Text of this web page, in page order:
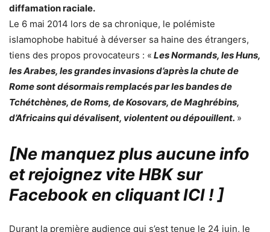
diffamation raciale.
Le 6 mai 2014 lors de sa chronique, le polémiste
islamophobe habitué à déverser sa haine des étrangers,
tiens des propos provocateurs : « Les Normands, les Huns,
les Arabes, les grandes invasions d’après la chute de
Rome sont désormais remplacés par les bandes de
Tchétchènes, de Roms, de Kosovars, de Maghrébins,
d’Africains qui dévalisent, violentent ou dépouillent. »
[Ne manquez plus aucune info
et rejoignez vite HBK sur
Facebook en cliquant ICI !]
Durant la première audience qui s’est tenue le 24 juin, le